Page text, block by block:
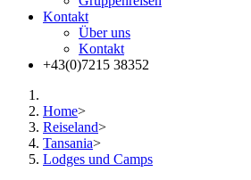
Kontakt
Über uns
Kontakt
+43(0)7215 38352
Home>
Reiseland>
Tansania>
Lodges und Camps